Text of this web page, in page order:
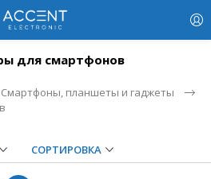
для смартфонов
Смартфоны, планшеты и гаджеты
СОРТИРОВКА